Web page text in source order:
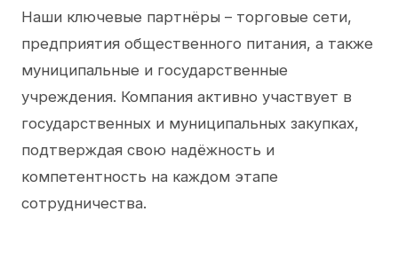
Наши ключевые партнёры – торговые сети,
предприятия общественного питания, а также
муниципальные и государственные
учреждения. Компания активно участвует в
государственных и муниципальных закупках,
подтверждая свою надёжность и
компетентность на каждом этапе
сотрудничества.